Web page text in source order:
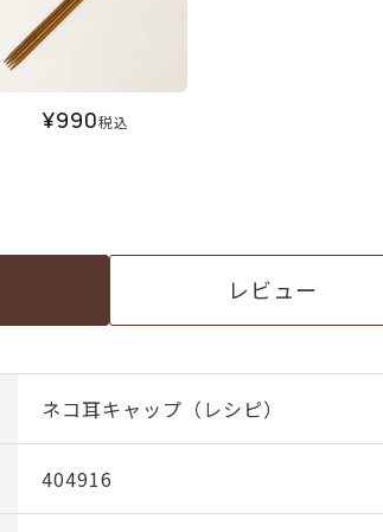
¥990税込
レビュー
ネコ耳キャップ（レシピ）
404916